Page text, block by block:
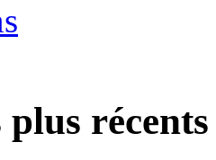
récents